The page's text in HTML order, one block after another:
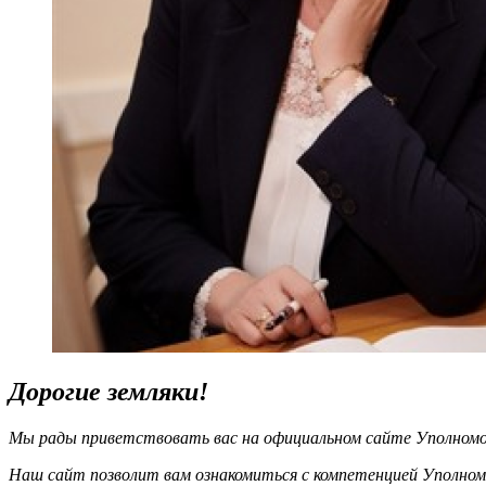
Дорогие земляки!
Мы рады приветствовать вас на официальном сайте
Наш сайт позволит вам ознакомиться с компетенцией